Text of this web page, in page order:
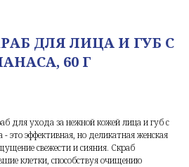
ДЛЯ ЛИЦА И ГУБ С
60 Г
для ухода за нежной кожей лица и губ с
это эффективная, но деликатная женская
свежести и сияния. Скраб
клетки, способствуя очищению